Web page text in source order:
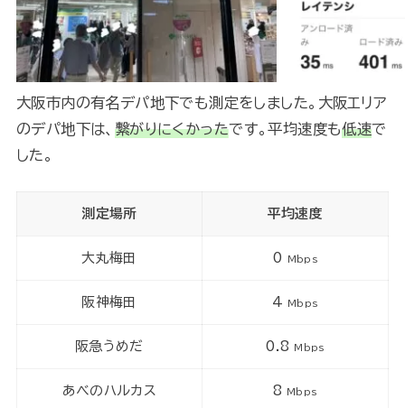
大阪市内の有名デパ地下でも測定をしました。大阪エリア
のデパ地下は、 繋がりにくかったです。平均速度も低速で
した。
測定場所 平均速度
大丸梅田 0 Mbps
阪神梅田 4 Mbps
阪急うめだ 0.8 Mbps
あべのハルカス 8 Mbps